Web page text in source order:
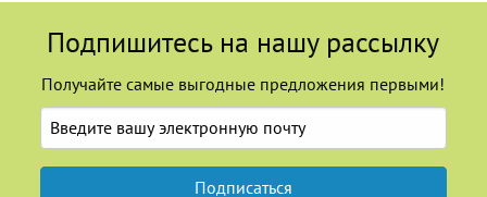
Подпишитесь на нашу рассылку
Получайте самые выгодные предложения первыми!
Подписаться